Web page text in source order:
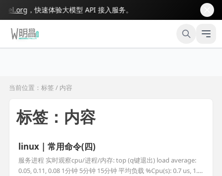
，快速体验大模型 API 接入服务。
当前位置：标签 / 内容
标签：内容
linux | 常用命令(四)
服务进程 实时观察cpu/进程/内存: top (q键退出) load average:
0.05, 0.11, 0.08 1分钟 5分钟 15分钟 平均负载 %Cpu(s): 0.7 us, 1.4